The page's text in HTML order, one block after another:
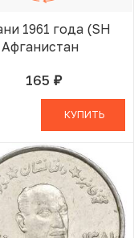
1961 года (SH
165 руб.В КОРЗИНЕ
КУПИТЬ